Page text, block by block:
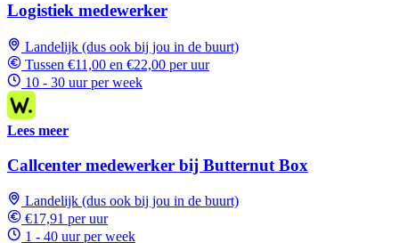
Logistiek medewerker
Landelijk (dus ook bij jou in de buurt)
Tussen €11,00 en €22,00 per uur
10 - 30 uur per week
Lees meer
Callcenter medewerker bij Butternut Box
Landelijk (dus ook bij jou in de buurt)
€17,91 per uur
1 - 40 uur per week